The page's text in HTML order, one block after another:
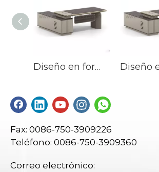
Diseño en forma de L, gerente de oficina, muebles de escritorio, escritorio para CEO, mesa para computadora, escritorio de oficina, estación de trabajo ejecutiva
Fax: 0086-750-3909226
Teléfono: 0086-750-3909360
Correo electrónico: